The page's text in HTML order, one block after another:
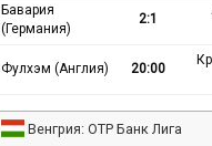
Бавария
(Германия)
2:1
Фулхэм (Англия) 20:00
Венгрия: ОТР Банк Лига